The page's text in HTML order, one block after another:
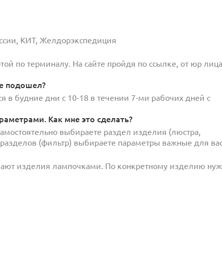
КИТ, Желдорэкспедиция
по терминалу. На сайте пройдя по ссылке, от юр
подошел?
в будние дни с 10-18 в течении 7-ми рабочих дней с
Как мне это сделать?
выбираете раздел изделия (люстра,
(фильтр) выбираете параметры важные для
изделия лампочками. По конкретному изделию